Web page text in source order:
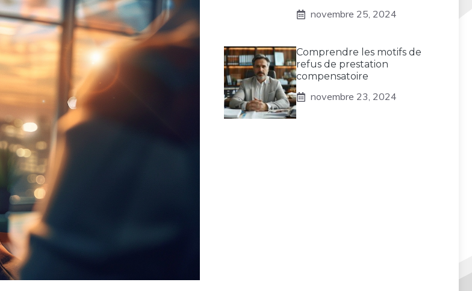
novembre 25, 2024
Comprendre les motifs de
refus de prestation
compensatoire
novembre 23, 2024